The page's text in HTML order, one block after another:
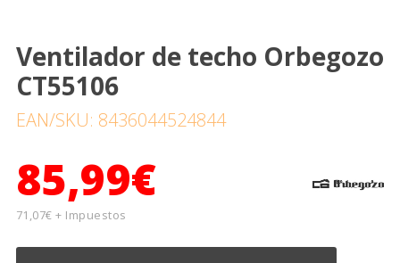
Ventilador de techo Orbegozo
CT55106
EAN/SKU: 8436044524844
85,99€
71,07€ + Impuestos